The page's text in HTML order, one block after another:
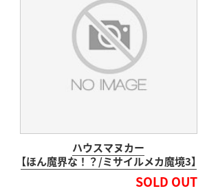
ハウスマヌカー
【ほん魔界な！？/ミサイルメカ魔境3】
SOLD OUT